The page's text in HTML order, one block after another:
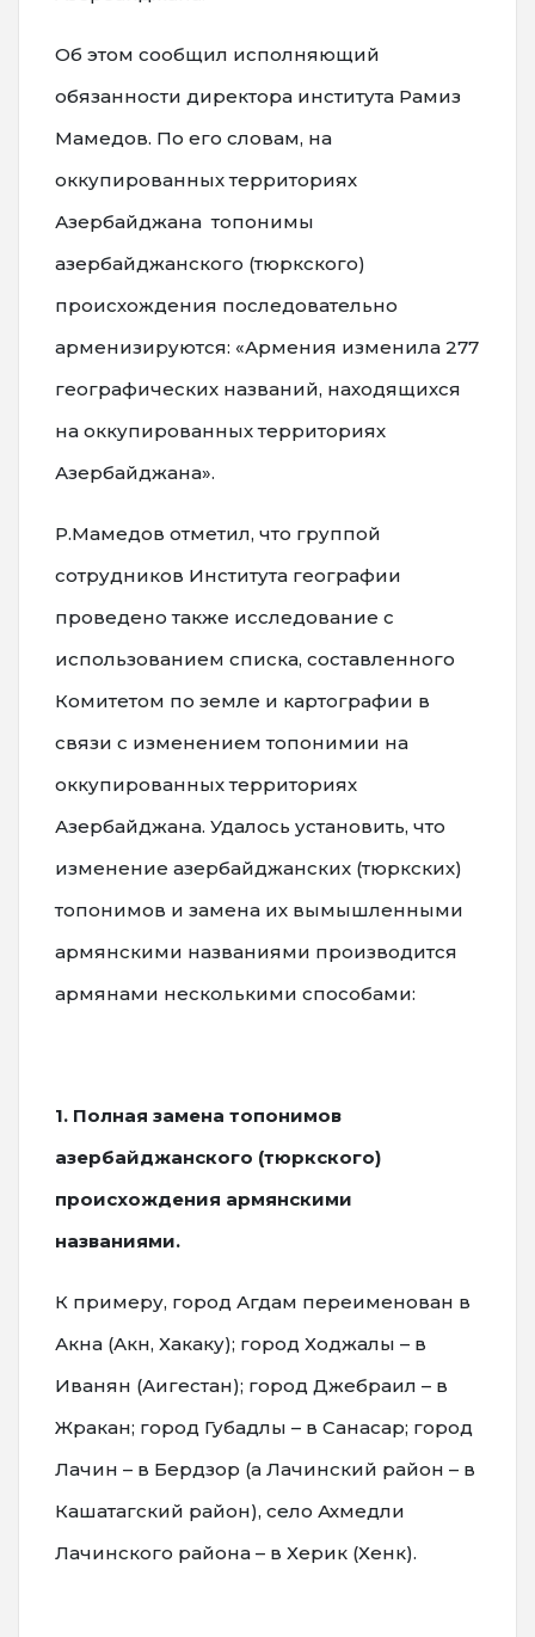
Об этом сообщил исполняющий
обязанности директора института Рамиз
Мамедов. По его словам, на
оккупированных территориях
Азербайджана топонимы
азербайджанского (тюркского)
происхождения последовательно
арменизируются: «Армения изменила 277
географических названий, находящихся
на оккупированных территориях
Азербайджана».
Р.Мамедов отметил, что группой
сотрудников Института географии
проведено также исследование с
использованием списка, составленного
Комитетом по земле и картографии в
связи с изменением топонимии на
оккупированных территориях
Азербайджана. Удалось установить, что
изменение азербайджанских (тюркских)
топонимов и замена их вымышленными
армянскими названиями производится
армянами несколькими способами:
1. Полная замена топонимов
азербайджанского (тюркского)
происхождения армянскими
названиями.
К примеру, город Агдам переименован в
Акна (Акн, Хакаку); город Ходжалы – в
Иванян (Аигестан); город Джебраил – в
Жракан; город Губадлы – в Санасар; город
Лачин – в Бердзор (а Лачинский район – в
Кашатагский район), село Ахмедли
Лачинского района – в Херик (Хенк).